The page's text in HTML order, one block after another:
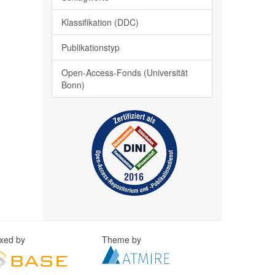
Klassifikation (DDC)
Publikationstyp
Open-Access-Fonds (Universität
Bonn)
by Theme by